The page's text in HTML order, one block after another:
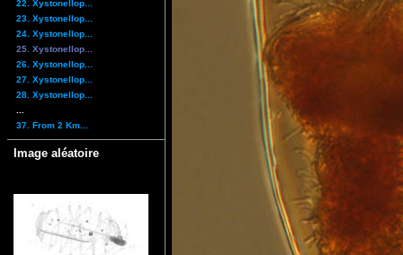
22. Xystonellop...
23. Xystonellop...
24. Xystonellop...
25. Xystonellop...
26. Xystonellop...
27. Xystonellop...
28. Xystonellop...
37. From 2 Km...
Image aléatoire